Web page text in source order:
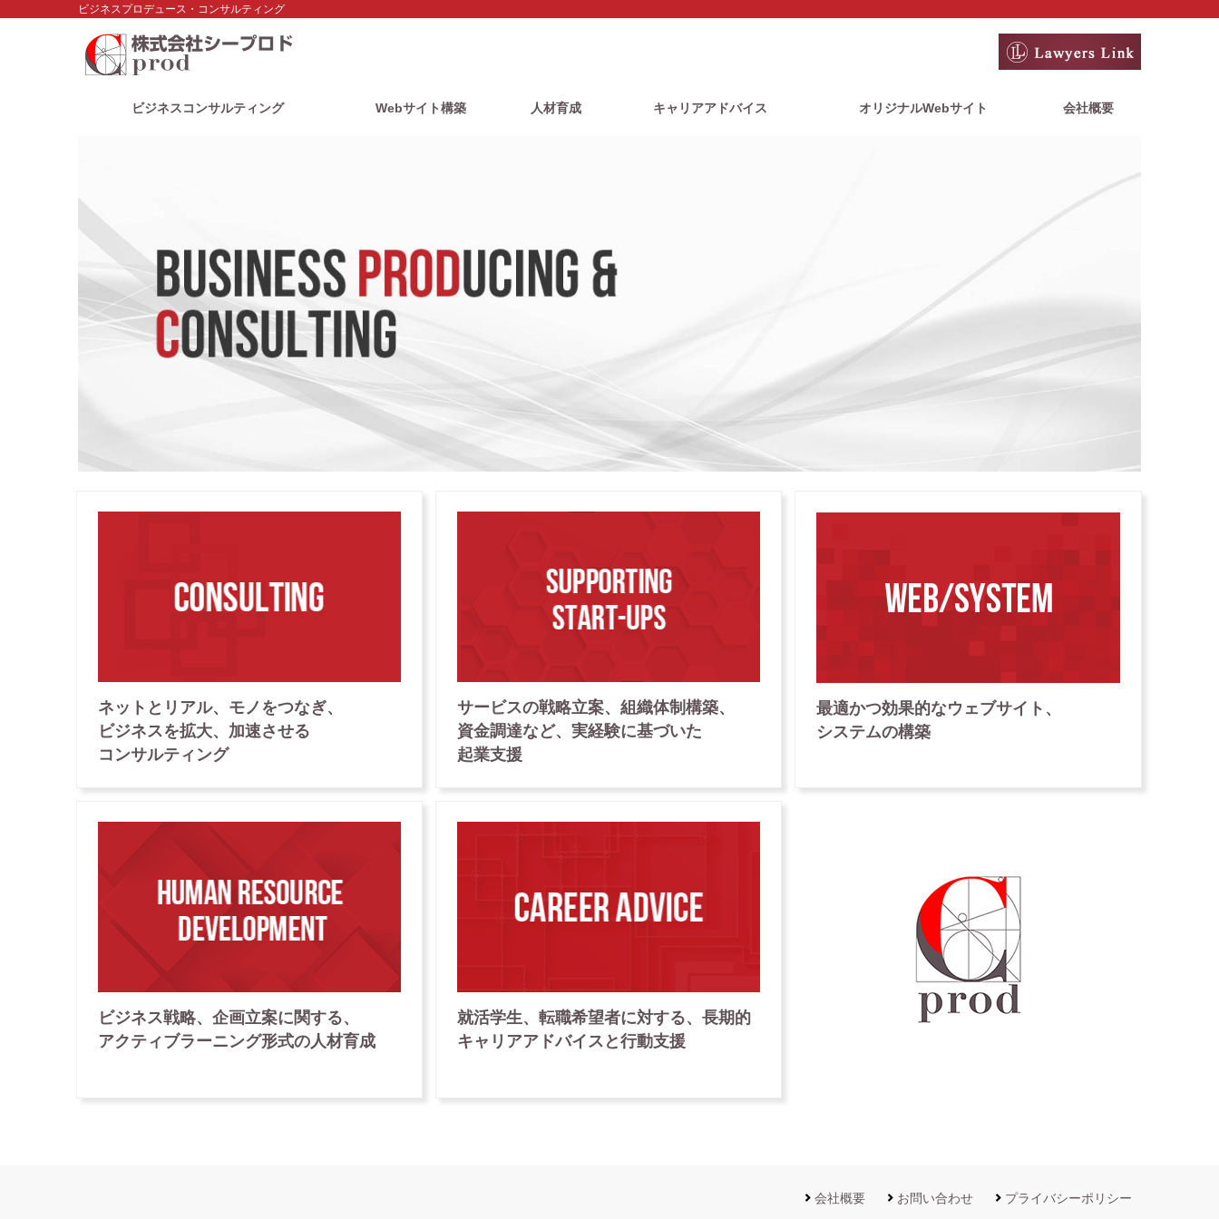
ビジネスプロデュース・コンサルティング
ビジネスコンサルティング Webサイト構築 人材育成 キャリアアドバイス オリジナルWebサイト 会社概要
ネット と リアル、 モノ をつなぎ、
ビジネスを拡大、 加速させる
コンサルティング
サービスの戦略立案、 組織体制構築、
資金調達など、 実経験に基づいた
起業支援
最適かつ効果的なウェブサイト、
システムの構築
ビジネス戦略、 企画立案に関する、
アクティブラーニング形式の人材育成
就活学生、 転職希望者に対する、 長期的
キャリアアドバイス と行動支援
会社概要 お問い合わせ プライバシーポリシー